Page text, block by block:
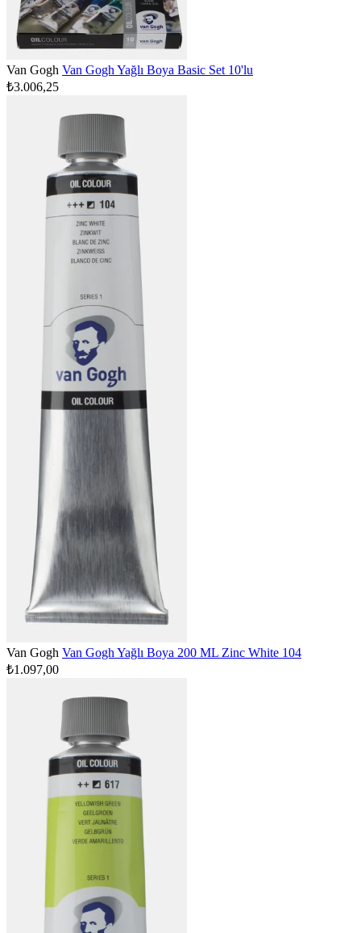
Van Gogh Van Gogh Yağlı Boya Basic Set 10'lu
₺3.006,25
Van Gogh Van Gogh Yağlı Boya 200 ML Zinc White 104
₺1.097,00